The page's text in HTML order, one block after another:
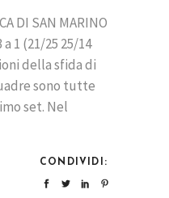
DI SAN MARINO
1 (21/25 25/14
della sfida di
sono tutte
set. Nel
CONDIVIDI: